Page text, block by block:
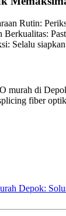
Rutin:
Berkualitas:
Selalu
murah di
fiber
Depok: